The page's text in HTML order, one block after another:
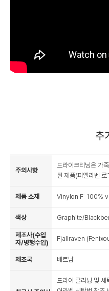
추
주의사항
드라이크리닝은 가
된 제품(피엘라벤
제품 소재 Vinylon F: 100%
색상 Graphite/
제조사(수입
자/병행수입)
Fjallraven
제조국 베트남
드라이 클리닝 및 세